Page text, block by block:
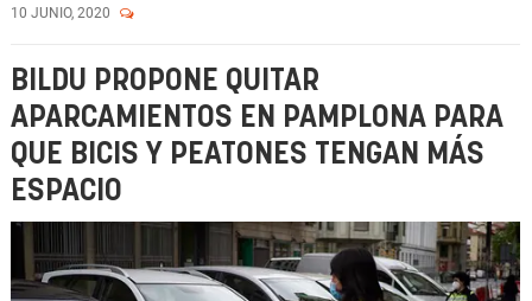
10 JUNIO, 2020
BILDU PROPONE QUITAR
APARCAMIENTOS EN PAMPLONA PARA
QUE BICIS Y PEATONES TENGAN MÁS
ESPACIO